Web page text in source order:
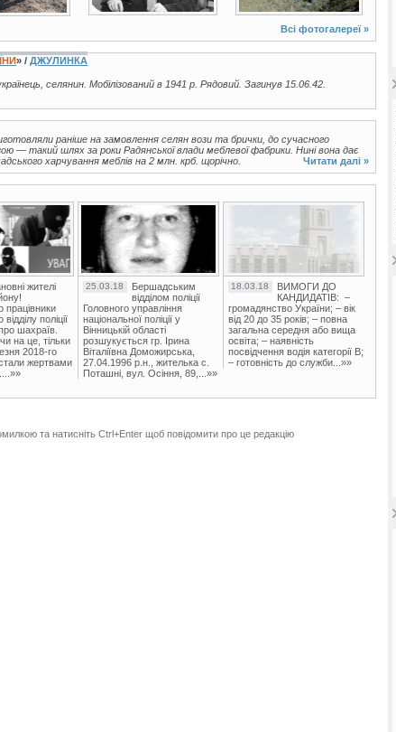
Всі фотогалереї »
» / ДЖУЛИНКА
селянин. Мобілізований в 1941 р. Рядовий. Загинув 15.06.42.
раніше на замовлення селян вози та брички, до сучасного
— такий шлях за роки Радянської влади меблевої фабрики. Нині вона дає
харчування меблів на 2 млн. крб. щорічно.
Читати далі »
жителі
працівники
поліції
шахраїв.
на це, тільки
2018-го
жертвами
25.03.18
Бершадським
відділом поліції
Головного управління
національної поліції у
Вінницькій області
розшукується гр. Ірина
Віталіївна Доможирська,
27.04.1996 р.н., жителька с.
Поташні, вул. Осіння, 89,...»»
18.03.18
ВИМОГИ ДО
КАНДИДАТІВ: –
громадянство України; – вік
від 20 до 35 років; – повна
загальна середня або вища
освіта; – наявність
посвідчення водія категорії В;
– готовність до служби...»»
та натисніть Ctrl+Enter щоб повідомити про це редакцію